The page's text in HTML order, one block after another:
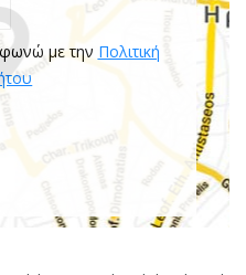
με την Πολιτική